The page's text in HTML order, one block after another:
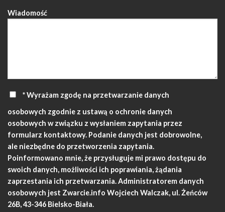
Wiadomość
* Wyrażam zgodę na przetwarzanie danych
osobowych zgodnie z ustawą o ochronie danych
osobowych w związku z wysłaniem zapytania przez
formularz kontaktowy. Podanie danych jest dobrowolne,
ale niezbędne do przetworzenia zapytania.
Poinformowano mnie, że przysługuje mi prawo dostępu do
swoich danych, możliwości ich poprawiania, żądania
zaprzestania ich przetwarzania. Administratorem danych
osobowych jest Zwarcie.info Wojciech Walczak, ul. Żeńców
26B, 43-346 Bielsko-Biała.